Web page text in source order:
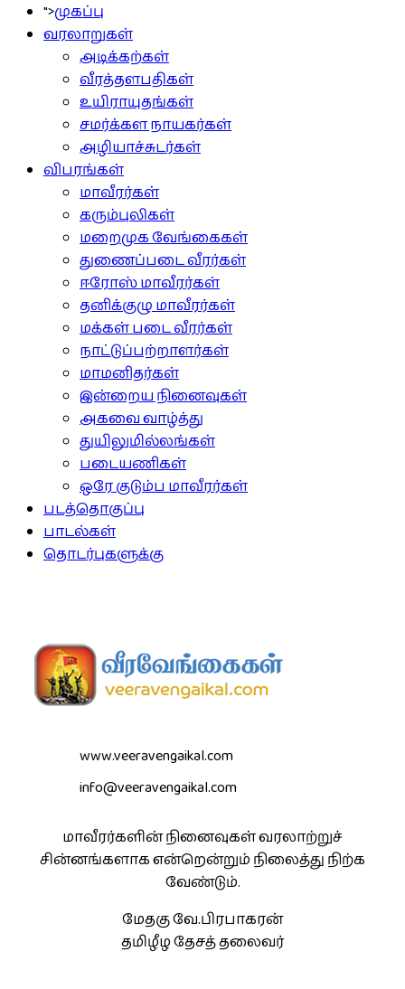
">முகப்பு
வரலாறுகள்
அடிக்கற்கள்
வீரத்தளபதிகள்
உயிராயுதங்கள்
சமர்க்கள நாயகர்கள்
அழியாச்சுடர்கள்
விபரங்கள்
மாவீரர்கள்
கரும்புலிகள்
மறைமுக வேங்கைகள்
துணைப்படை வீரர்கள்
ஈரோஸ் மாவீரர்கள்
தனிக்குழு மாவீரர்கள்
மக்கள் படை வீரர்கள்
நாட்டுப்பற்றாளர்கள்
மாமனிதர்கள்
இன்றைய நினைவுகள்
அகவை வாழ்த்து
துயிலுமில்லங்கள்
படையணிகள்
ஒரே குடும்ப மாவீரர்கள்
படத்தொகுப்பு
பாடல்கள்
தொடர்புகளுக்கு
www.veeravengaikal.com
info@veeravengaikal.com
மாவீரர்களின் நினைவுகள் வரலாற்றுச்
சின்னங்களாக என்றென்றும் நிலைத்து நிற்க
வேண்டும்.
மேதகு வே.பிரபாகரன்
தமிழீழ தேசத் தலைவர்